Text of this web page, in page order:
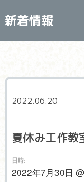
新着情報
2022.06.20
夏休み工作教
日時:
2022年7月30日